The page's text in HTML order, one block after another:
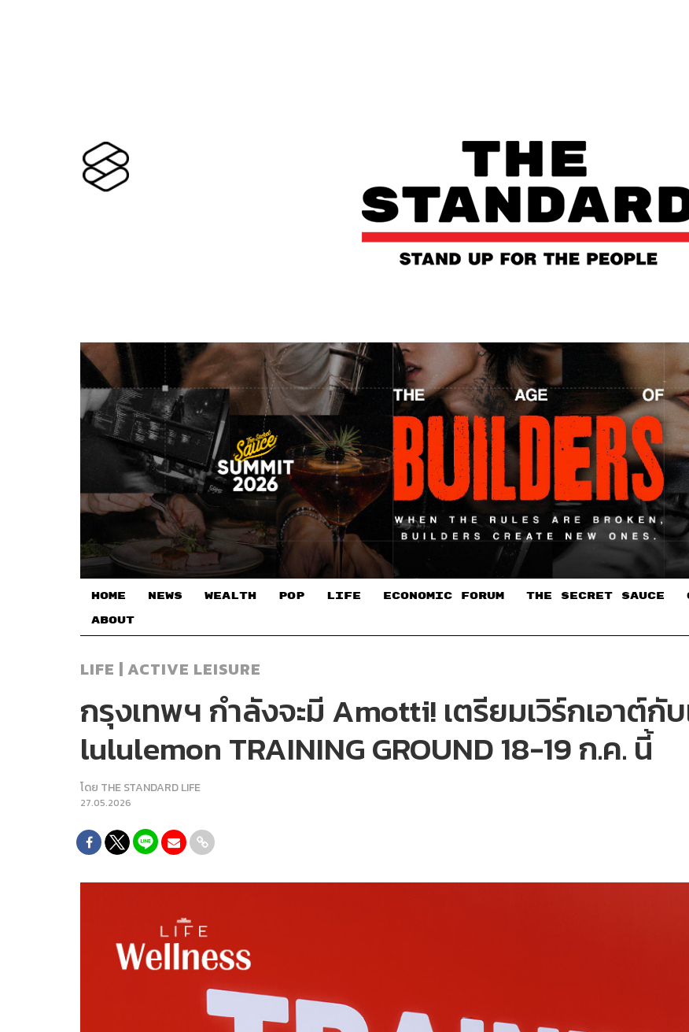
HOME NEWS WEALTH POP LIFE ECONOMIC FORUM THE SECRET SAUCE​
ABOUT
LIFE | ACTIVE LEISURE
กรุงเทพฯ กำลังจะมี Amotti! เตรียมเวิร์กเอาต์กั
lululemon TRAINING GROUND 18-19 ก.ค. นี้
โดย THE STANDARD LIFE
27.05.2026